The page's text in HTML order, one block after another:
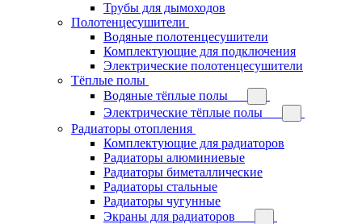
Трубы для дымоходов
Полотенцесушители
Водяные полотенцесушители
Комплектующие для подключения
Электрические полотенцесушители
Тёплые полы
Водяные тёплые полы
Электрические тёплые полы
Радиаторы отопления
Комплектующие для радиаторов
Радиаторы алюминиевые
Радиаторы биметаллические
Радиаторы стальные
Радиаторы чугунные
Экраны для радиаторов